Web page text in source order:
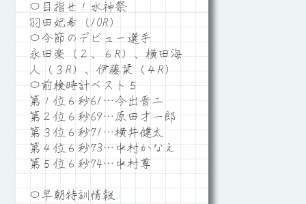
〇目指せ！水神祭
羽田妃希（10R）
〇今節のデビュー選手
永田楽（２、６R）、横田海
人（３R）、伊藤栞（４R）
〇前検時計ベスト５
第１位６秒61…今出晋二
第２位６秒69…原田才一郎
第３位６秒71…横井健太
第４位６秒73…中村かなえ
第５位６秒74…中村尊
〇早朝特訓情報